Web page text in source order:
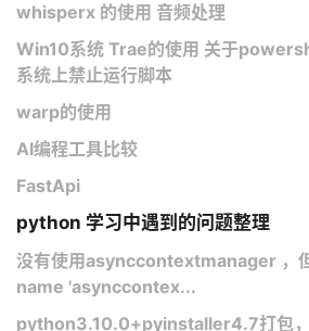
whisperx 的使用 音频处理
Win10系统 Trae的使用 关于
系统上禁止运行脚本
warp的使用
AI编程工具比较
FastApi
python 学习中遇到的问题整理
没有使用asynccontextmanager ，
name 'asynccontex...
python3.10.0+pyinstaller4.7打包